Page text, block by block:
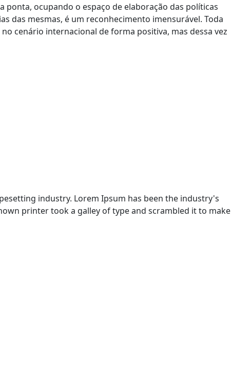
ocupando o espaço de elaboração das políticas
das mesmas, é um reconhecimento imensurável. Toda
cenário internacional de forma positiva, mas dessa vez
industry. Lorem Ipsum has been the industry's
printer took a galley of type and scrambled it to make